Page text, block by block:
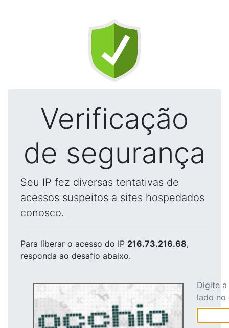
Verificação
de segurança
Seu IP fez diversas tentativas de
acessos suspeitos a sites hospedados
conosco.
Para liberar o acesso do IP 216.73.216.68,
responda ao desafio abaixo.
Digite
lado no